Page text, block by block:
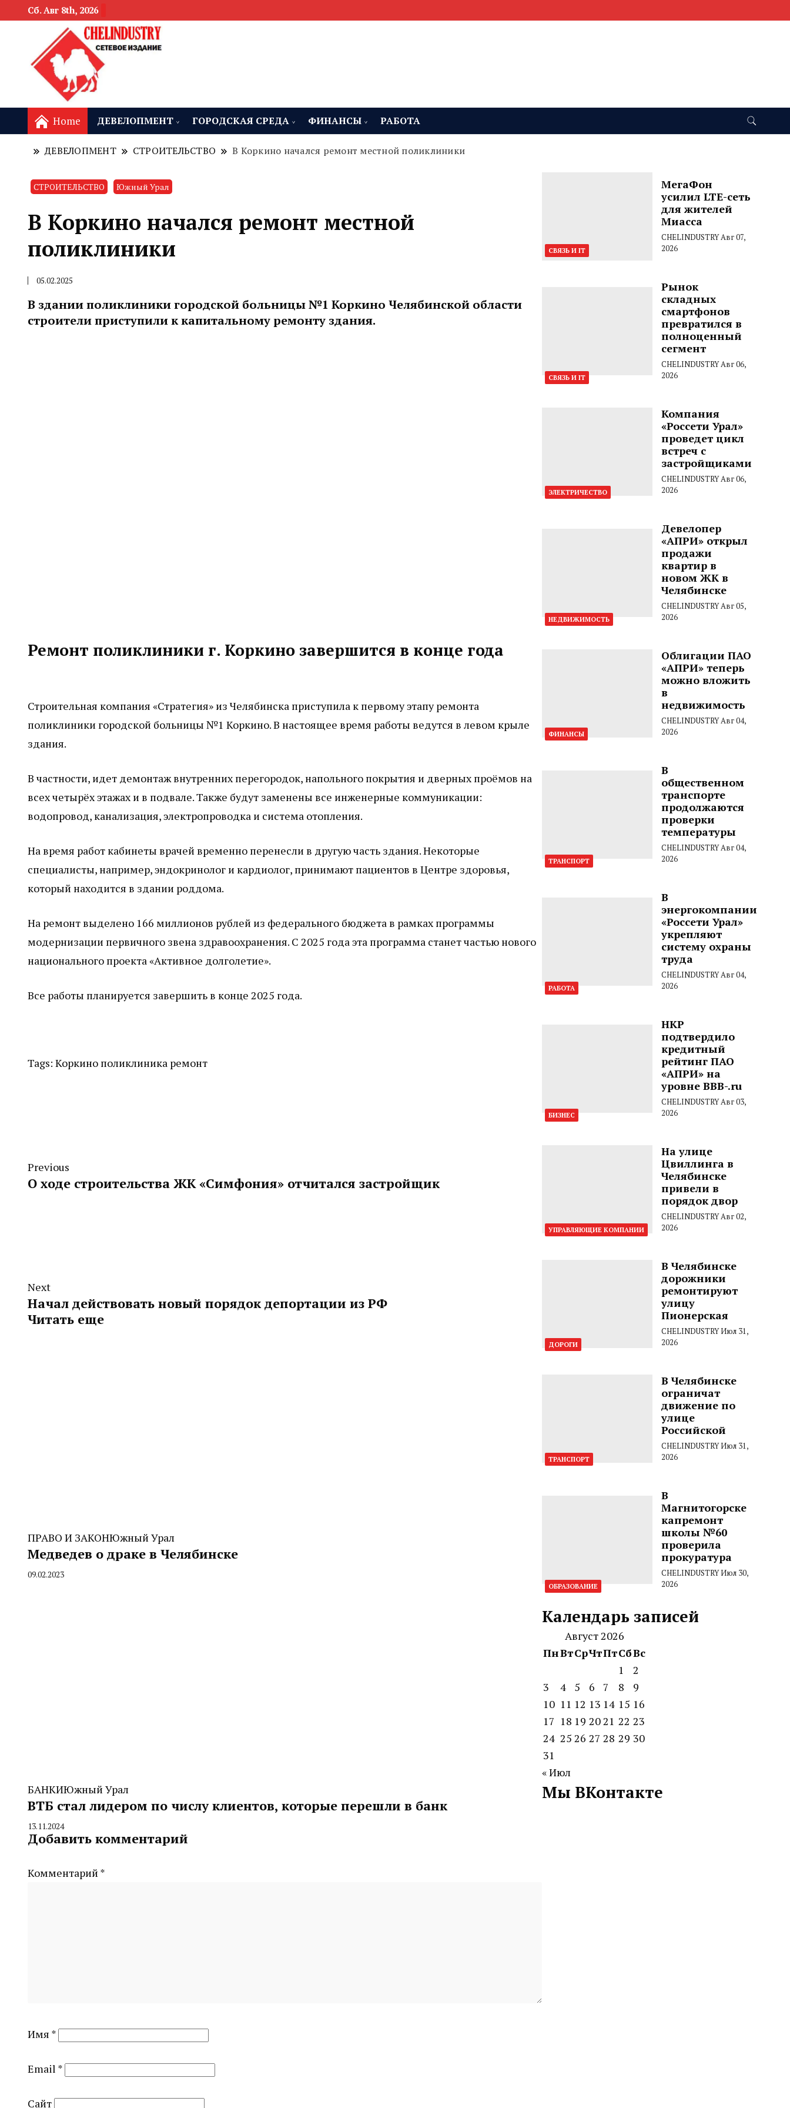
Сб. Авг 8th, 2026
Home ДЕВЕЛОПМЕНТ ГОРОДСКАЯ СРЕДА ФИНАНСЫ РАБОТА
ДЕВЕЛОПМЕНТ СТРОИТЕЛЬСТВО В Коркино начался ремонт местной поликлиники
СТРОИТЕЛЬСТВО Южный Урал
В Коркино начался ремонт местной
поликлиники
05.02.2025
В здании поликлиники городской больницы №1 Коркино Челябинской области
строители приступили к капитальному ремонту здания.
Ремонт поликлиники г. Коркино завершится в конце года
Строительная компания «Стратегия» из Челябинска приступила к первому этапу ремонта
поликлиники городской больницы №1 Коркино. В настоящее время работы ведутся в левом крыле
здания.
В частности, идет демонтаж внутренних перегородок, напольного покрытия и дверных проёмов на
всех четырёх этажах и в подвале. Также будут заменены все инженерные коммуникации:
водопровод, канализация, электропроводка и система отопления.
На время работ кабинеты врачей временно перенесли в другую часть здания. Некоторые
специалисты, например, эндокринолог и кардиолог, принимают пациентов в Центре здоровья,
который находится в здании роддома.
На ремонт выделено 166 миллионов рублей из федерального бюджета в рамках программы
модернизации первичного звена здравоохранения. С 2025 года эта программа станет частью нового
национального проекта «Активное долголетие».
Все работы планируется завершить в конце 2025 года.
Tags: Коркино поликлиника ремонт
Previous
О ходе строительства ЖК «Симфония» отчитался застройщик
Next
Начал действовать новый порядок депортации из РФ
Читать еще
ПРАВО И ЗАКОНЮжный Урал
Медведев о драке в Челябинске
By
09.02.2023
БАНКИЮжный Урал
ВТБ стал лидером по числу клиентов, которые перешли в банк
By
CHELINDUSTRY
13.11.2024
Добавить комментарий
Комментарий *
Имя *
Email *
Сайт
СВЯЗЬ И IT
МегаФон
усилил LTE-сеть
для жителей
Миасса
CHELINDUSTRYАвг 07,
2026
СВЯЗЬ И IT
Рынок
складных
смартфонов
превратился в
полноценный
сегмент
CHELINDUSTRYАвг 06,
2026
ЭЛЕКТРИЧЕСТВО
Компания
«Россети Урал»
проведет цикл
встреч с
застройщиками
CHELINDUSTRYАвг 06,
2026
НЕДВИЖИМОСТЬ
Девелопер
«АПРИ» открыл
продажи
квартир в
новом ЖК в
Челябинске
CHELINDUSTRYАвг 05,
2026
ФИНАНСЫ
Облигации ПАО
«АПРИ» теперь
можно вложить
в
недвижимость
CHELINDUSTRYАвг 04,
2026
ТРАНСПОРТ
В
общественном
транспорте
продолжаются
проверки
температуры
CHELINDUSTRYАвг 04,
2026
РАБОТА
В
энергокомпании
«Россети Урал»
укрепляют
систему охраны
труда
CHELINDUSTRYАвг 04,
2026
БИЗНЕС
НКР
подтвердило
кредитный
рейтинг ПАО
«АПРИ» на
уровне BBB-.ru
CHELINDUSTRYАвг 03,
2026
УПРАВЛЯЮЩИЕ КОМПАНИИ
На улице
Цвиллинга в
Челябинске
привели в
порядок двор
CHELINDUSTRYАвг 02,
2026
ДОРОГИ
В Челябинске
дорожники
ремонтируют
улицу
Пионерская
CHELINDUSTRYИюл 31,
2026
ТРАНСПОРТ
В Челябинске
ограничат
движение по
улице
Российской
CHELINDUSTRYИюл 31,
2026
ОБРАЗОВАНИЕ
В
Магнитогорске
капремонт
школы №60
проверила
прокуратура
CHELINDUSTRYИюл 30,
2026
Календарь записей
Август 2026
ПнВтСрЧтПтСбВс
1
2
3
4 5 6 7 8
9
10 11 12 13 14 15 16
17 18 19 2021 22 23
24 25 26 27 28 29 30
31
« Июл
Мы ВКонтакте